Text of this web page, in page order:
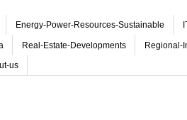
Energy-Power-Resources-Sustainable
Real-Estate-Developments Regional-
us